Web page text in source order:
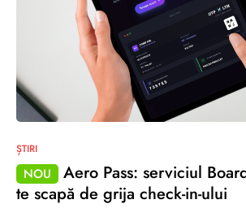
ȘTIRI
NOU
Aero Pass: serviciul
te scapă de grija check-in-ului